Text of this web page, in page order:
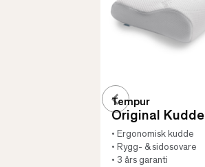
Tempur
Original Kudde
• Ergonomisk kudde
• Rygg- & sidosovare
• 3 års garanti